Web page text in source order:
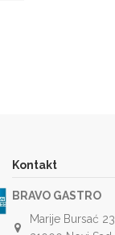
Kontakt
BRAVO GASTRO
Marije Bursać 23